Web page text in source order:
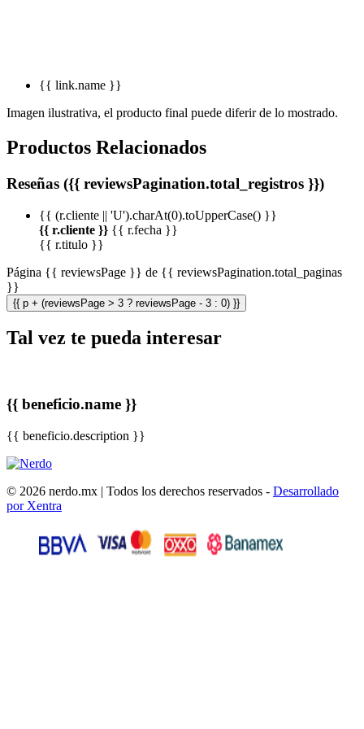
{{ link.name }}
Imagen ilustrativa, el producto final puede diferir de lo mostrado.
Productos Relacionados
Reseñas ({{ reviewsPagination.total_registros }})
{{ (r.cliente || 'U').charAt(0).toUpperCase() }}
{{ r.cliente }} {{ r.fecha }}
{{ r.titulo }}
Página {{ reviewsPage }} de {{ reviewsPagination.total_paginas
}}
{{ p + (reviewsPage > 3 ? reviewsPage - 3 : 0) }}
Tal vez te pueda interesar
{{ beneficio.name }}
{{ beneficio.description }}
© 2026 nerdo.mx | Todos los derechos reservados - Desarrollado
por Xentra